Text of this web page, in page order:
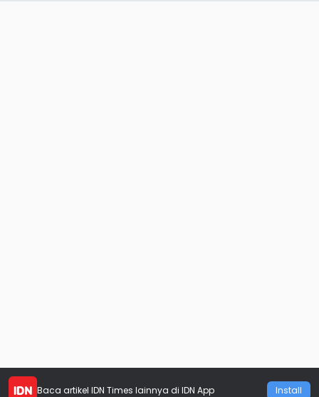
Baca artikel IDN Times lainnya di IDN App Install